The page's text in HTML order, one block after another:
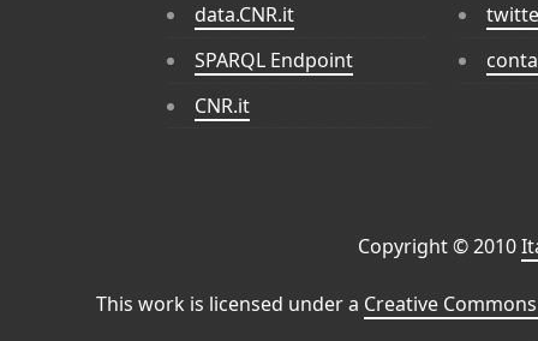
data.CNR.it
SPARQL Endpoint
CNR.it
Copyright © 2010
This work is licensed under a Creative